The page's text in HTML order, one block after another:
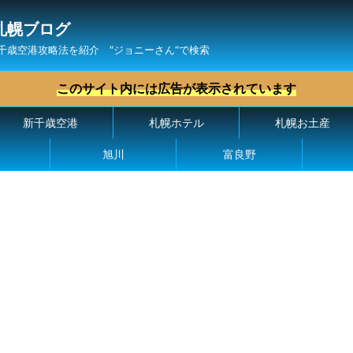
幌ブログ
歳空港攻略法を紹介 ″ジョニーさん“で検索
このサイト内には広告が表示されています
新千歳空港 札幌ホテル 札幌お土産
旭川 富良野